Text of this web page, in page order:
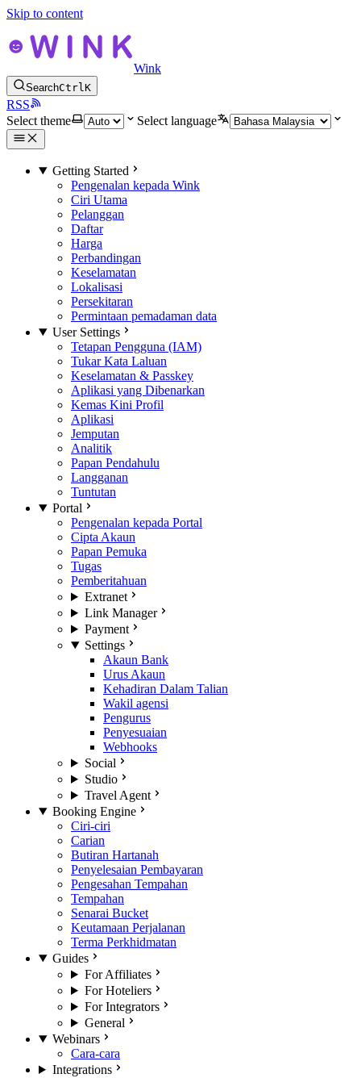
Skip to content
Wink
SearchCtrlK
RSS
Select theme
Select language
Getting Started
Pengenalan kepada Wink
Ciri Utama
Pelanggan
Daftar
Harga
Perbandingan
Keselamatan
Lokalisasi
Persekitaran
Permintaan pemadaman data
User Settings
Tetapan Pengguna (IAM)
Tukar Kata Laluan
Keselamatan & Passkey
Aplikasi yang Dibenarkan
Kemas Kini Profil
Aplikasi
Jemputan
Analitik
Papan Pendahulu
Langganan
Tuntutan
Portal
Pengenalan kepada Portal
Cipta Akaun
Papan Pemuka
Tugas
Pemberitahuan
Extranet
Link Manager
Payment
Settings
Akaun Bank
Urus Akaun
Kehadiran Dalam Talian
Wakil agensi
Pengurus
Penyesuaian
Webhooks
Social
Studio
Travel Agent
Booking Engine
Ciri-ciri
Carian
Butiran Hartanah
Penyelesaian Pembayaran
Pengesahan Tempahan
Tempahan
Senarai Bucket
Keutamaan Perjalanan
Terma Perkhidmatan
Guides
For Affiliates
For Hoteliers
For Integrators
General
Webinars
Cara-cara
Integrations